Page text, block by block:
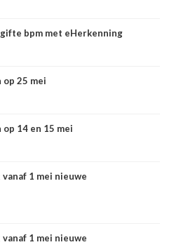
bpm met eHerkenning
25 mei
14 en 15 mei
1 mei nieuwe
1 mei nieuwe